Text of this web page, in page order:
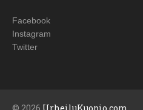
Facebook
Instagram
Twitter